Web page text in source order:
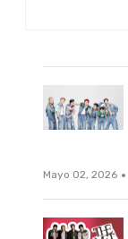
Mayo 02, 2026 ·